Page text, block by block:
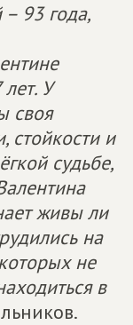
93 года,
У
своя
стойкости и
судьбе,
живы ли
на
не
в